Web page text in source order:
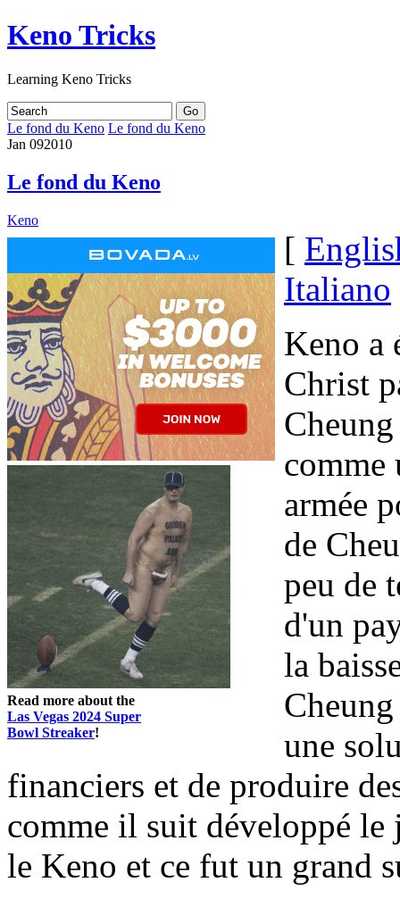
Keno Tricks
Learning Keno Tricks
Le fond du Keno Le fond du Keno
Jan 092010
Le fond du Keno
Keno
Read more about the
Las Vegas 2024 Super
Bowl Streaker!
[
Italiano
Keno a
Christ
comme
armée
de
peu de
d'un
la
une
financiers et de produire
comme il suit développé le
le Keno et ce fut un grand